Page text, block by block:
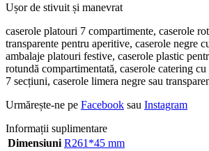
Ușor de stivuit și manevrat
caserole platouri 7 compartimente, caserole
transparente pentru aperitive, caserole negre
ambalaje platouri festive, caserole plastic
rotundă compartimentată, caserole catering
7 secțiuni, caserole limera negre sau
Urmărește-ne pe Facebook sau Instagram
Informații suplimentare
Dimensiuni R261*45 mm